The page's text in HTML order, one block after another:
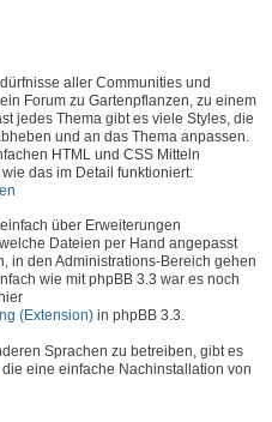
aller Communities und
Forum zu Gartenpflanzen, zu einem
jedes Thema gibt es viele Styles, die
und an das Thema anpassen.
HTML und CSS Mitteln
das im Detail funktioniert:
über Erweiterungen
Dateien per Hand angepasst
in den Administrations-Bereich gehen
wie mit phpBB 3.3 war es noch
(Extension) in phpBB 3.3.
Sprachen zu betreiben, gibt es
, die eine einfache Nachinstallation von